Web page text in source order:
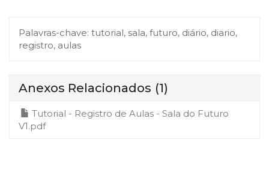
Palavras-chave: tutorial, sala, futuro, diário, diario,
registro, aulas
Anexos Relacionados (1)
Tutorial - Registro de Aulas - Sala do Futuro
V1.pdf